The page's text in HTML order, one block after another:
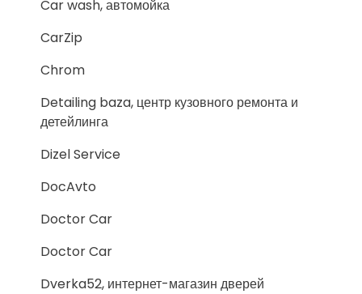
Car wash, автомойка
CarZip
Chrom
Detailing baza, центр кузовного ремонта и
детейлинга
Dizel Service
DocAvto
Doctor Car
Doctor Car
Dverka52, интернет-магазин дверей